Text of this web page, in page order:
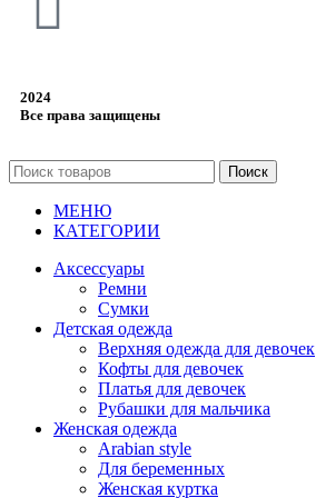
2024
Все права защищены
Поиск
МЕНЮ
КАТЕГОРИИ
Аксессуары
Ремни
Сумки
Детская одежда
Верхняя одежда для девочек
Кофты для девочек
Платья для девочек
Рубашки для мальчика
Женская одежда
Arabian style
Для беременных
Женская куртка